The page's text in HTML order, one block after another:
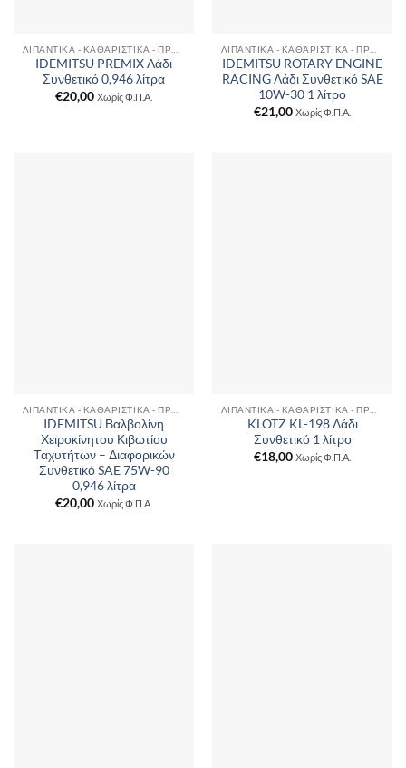
IDEMITSU PREMIX Λάδι
Συνθετικό 0,946 λίτρα
€20,00 Χωρίς Φ.Π.Α.
IDEMITSU ROTARY ENGINE
RACING Λάδι Συνθετικό SAE
10W-30 1 λίτρο
€21,00 Χωρίς Φ.Π.Α.
IDEMITSU Βαλβολίνη
Χειροκίνητου Κιβωτίου
Ταχυτήτων – Διαφορικών
Συνθετικό SAE 75W-90
0,946 λίτρα
€20,00 Χωρίς Φ.Π.Α.
KLOTZ KL-198 Λάδι
Συνθετικό 1 λίτρο
€18,00 Χωρίς Φ.Π.Α.